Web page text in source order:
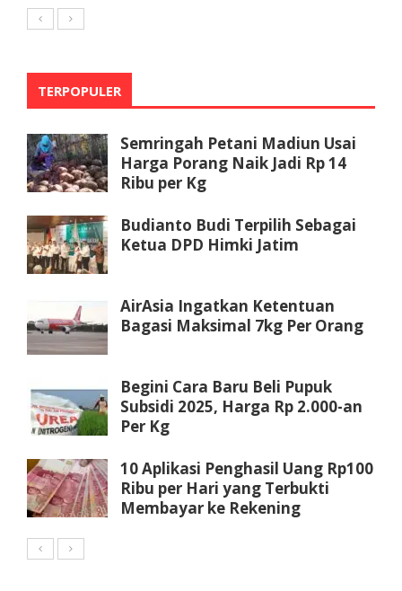
TERPOPULER
Semringah Petani Madiun Usai
Harga Porang Naik Jadi Rp 14
Ribu per Kg
Budianto Budi Terpilih Sebagai
Ketua DPD Himki Jatim
AirAsia Ingatkan Ketentuan
Bagasi Maksimal 7kg Per Orang
Begini Cara Baru Beli Pupuk
Subsidi 2025, Harga Rp 2.000-an
Per Kg
10 Aplikasi Penghasil Uang Rp100
Ribu per Hari yang Terbukti
Membayar ke Rekening